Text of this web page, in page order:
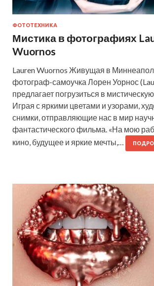
ФОТОТЕХНИКА
Мистика в фотографиях
Wuornos
Lauren Wuornos Живущая в
фотограф-самоучка Лорен Уорнос
предлагает погрузиться в
Играя с яркими цветами и узорами,
снимки, отправляющие нас в мир
фантастического фильма. «На мою
кино, будущее и яркие мечты,…